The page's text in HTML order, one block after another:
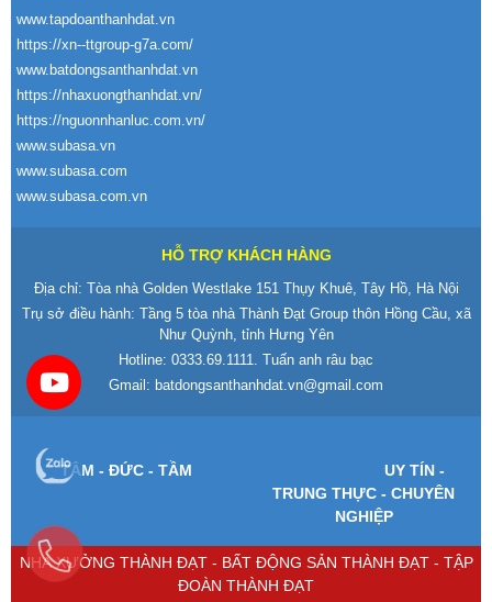
www.tapdoanthanhdat.vn
https://xn--ttgroup-g7a.com/
www.batdongsanthanhdat.vn
https://nhaxuongthanhdat.vn/
https://nguonnhanluc.com.vn/
www.subasa.vn
www.subasa.com
www.subasa.com.vn
HỖ TRỢ KHÁCH HÀNG
Địa chỉ: Tòa nhà Golden Westlake 151 Thụy Khuê, Tây Hồ, Hà Nội
Trụ sở điều hành: Tầng 5 tòa nhà Thành Đạt Group thôn Hồng Cầu, xã
Như Quỳnh, tỉnh Hưng Yên
Hotline: 0333.69.1111. Tuấn anh râu bạc
Gmail: batdongsanthanhdat.vn@gmail.com
TÂM - ĐỨC - TẦM UY TÍN -
TRUNG THỰC - CHUYÊN
NGHIỆP
NHÀ XƯỞNG THÀNH ĐẠT - BẤT ĐỘNG SẢN THÀNH ĐẠT - TẬP
ĐOÀN THÀNH ĐẠT